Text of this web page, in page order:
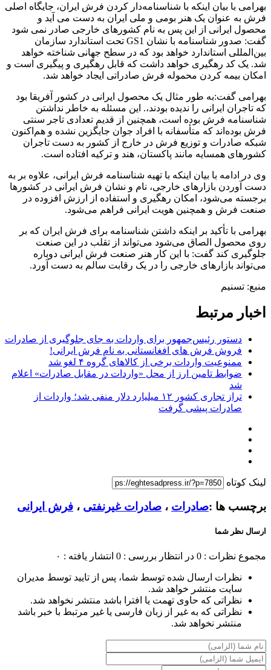
بهرامی با بیان اینکه با شناسنامه‌دار کردن فرش ایران، جایگاه اصلی
فرش به عنوان یک هنر بومی و ملی ایران به دست می‌ آید و
محصول ایرانی از این پس به نام کشورهای خارجی صادر نمی شود
گفت: صدور شناسنامه ‌با نشان GS1 تحت استاندارد سازمان
بین‌المللی استاندارد خواهد بود که در سطح جهانی شناخته خواهد
شد. یک کد رهگیری خواهد داشت که قابل رهگیری و پیگیری است و
امکان بیمه کردن محموله فرش صادراتی ایجاد خواهد شد.
بهرامی گفت:به طور مثال یک محصول ایرانی در کشور آفریقا بود
که تاجران ایرانی را ندیده بودند،. این مسئله به خاطر نداشتن
شناسنامه فرش بوده است، همچنین از قدیم تعدادی تاجر سنتی
فرش بوده‌اند که متأسفانه با افراد جوان جایگزین نشده و هم‌اکنون
شبکه صادرات و توزیع فرش در خارج از کشور به دست تاجران
کشورهای همسایه مانند پاکستان، هند و ترکیه افتاده است.
وی در ادامه با بیان اینکه با تهیه شناسنامه فرش ایرانی، علاوه بر به
دست آوردن بازارهای خارجی، نام و نشان فرش ایرانی در کشورها
برجسته می‌شود، امکان رهگیری و استفاده از ارزش افزوده در
صنعت فرش و همچنین هویت ایرانی فراهم می‌شود.
بهرامی با تأکید بر اینکه داشتن شناسنامه برای فرش ایران که بر
روی محصول الصاق می‌شود می‌تواند از تقلب در این صنعت
جلوگیری کند گفت: با این کار هنر صنعت فرش ایرانی دوباره
می‌تواند بازارهای خارجی را در یک رقابت سالم به دست آورد.
منبع: تسنیم
اخبار مرتبط
دستور رئیس‌جمهور برای واردات به جای جلوگیری از صادرات
فروش فرش‌ های افغانستانی به نام فرش ایرانی!
ممنوعیت واردات برخی از کالا‌های گروه ۴ لغو شد
ضوابط تامین ارز از محل «واردات در مقابل صادرات» اعلام
شد
تراز تجاری کشور ۱۲ میلیارد دلار منفی شد؛ واردات از
صادرات پیشی گرفت
لینک کوتاه
برچسب ها :صادرات ، صادرات غیرنفتی ، فرش ایرانی
ارسال نظر شما
مجموع نظرات : 0 در انتظار بررسی : 0 انتشار یافته : ۰
نظرات ارسال شده توسط شما، پس از تایید توسط مدیران
سایت منتشر خواهد شد.
نظراتی که حاوی تهمت یا افترا باشد منتشر نخواهد شد.
نظراتی که به غیر از زبان فارسی یا غیر مرتبط با خبر باشد
منتشر نخواهد شد.